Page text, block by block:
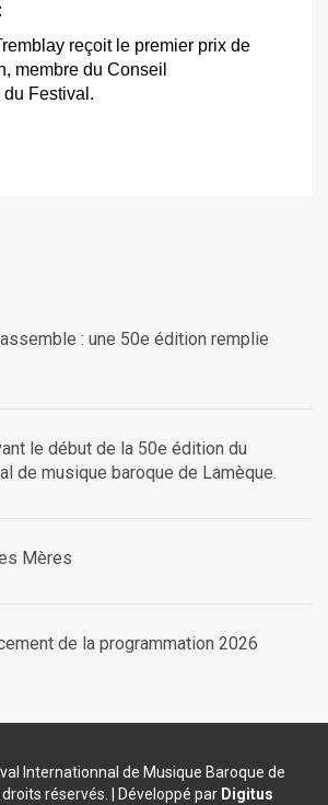
reçoit le premier prix de
membre du Conseil
du Festival.
: une 50e édition remplie
le début de la 50e édition du
de musique baroque de Lamèque.
Mères
de la programmation 2026
Internationnal de Musique Baroque de
droits réservés. | Développé par Digitus